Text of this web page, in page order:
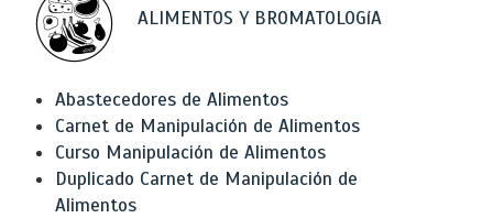
ALIMENTOS Y BROMATOLOGíA
Abastecedores de Alimentos
Carnet de Manipulación de Alimentos
Curso Manipulación de Alimentos
Duplicado Carnet de Manipulación de
Alimentos